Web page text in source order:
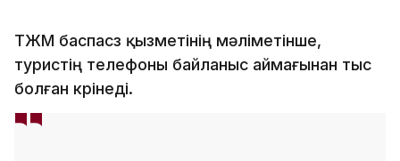
ТЖМ баспасөз қызметінің мәліметінше,
туристің телефоны байланыс аймағынан тыс
болған көрінеді.